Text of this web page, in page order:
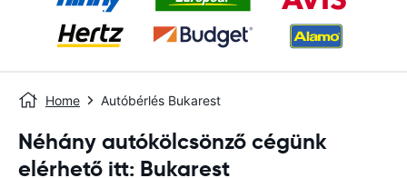
Home Autóbérlés Bukarest
Néhány autókölcsönző cégünk
elérhető itt: Bukarest